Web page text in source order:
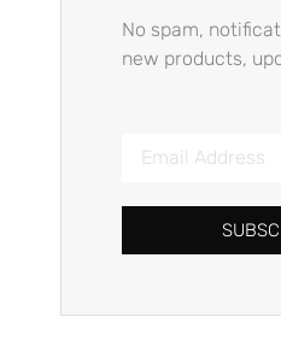
No spam,
new products,